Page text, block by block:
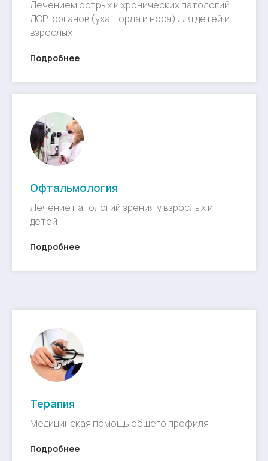
Лечением острых и хронических патологий
ЛОР-органов (уха, горла и носа) для детей и
взрослых
Подробнее
Офтальмология
Лечение патологий зрения у взрослых и
детей
Подробнее
Терапия
Медицинская помощь общего профиля
Подробнее